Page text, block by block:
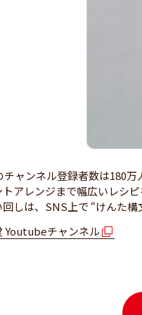
ャンネル登録者数は180万
アレンジまで幅広いレシ
しは、SNS上で “けんた構
Youtubeチャンネル